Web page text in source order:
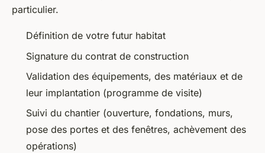
particulier.
Définition de votre futur habitat
Signature du contrat de construction
Validation des équipements, des matériaux et de
leur implantation (programme de visite)
Suivi du chantier (ouverture, fondations, murs,
pose des portes et des fenêtres, achèvement des
opérations)